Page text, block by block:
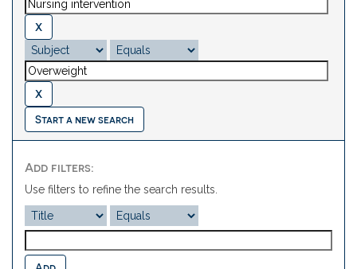
Start a new search
Add filters:
Use filters to refine the search results.